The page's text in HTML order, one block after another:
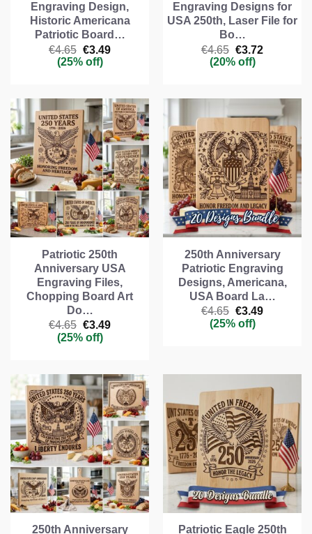
Engraving Design,
Historic Americana
Patriotic Board…
€4.65 Il
prezzo
originale
€3.49Il
(25% off)
Engraving Designs for
USA 250th, Laser File for
Bo…
€4.65 Il
prezzo
originale
€3.72Il
(20% off)
Patriotic 250th
Anniversary USA
Engraving Files,
Chopping Board Art
Do…
€4.65 Il
prezzo
originale
€3.49Il
(25% off)
250th Anniversary
Patriotic Engraving
Designs, Americana,
USA Board La…
€4.65 Il
prezzo
originale
€3.49Il
(25% off)
250th Anniversary Patriotic Eagle 250th